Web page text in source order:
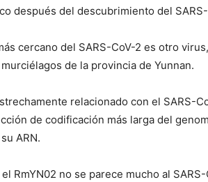
después del descubrimiento del
cercano del SARS-CoV-2 es otro
de la provincia de Yunnan.
relacionado con el SARS-
de codificación más larga del
ARN.
RmYN02 no se parece mucho al